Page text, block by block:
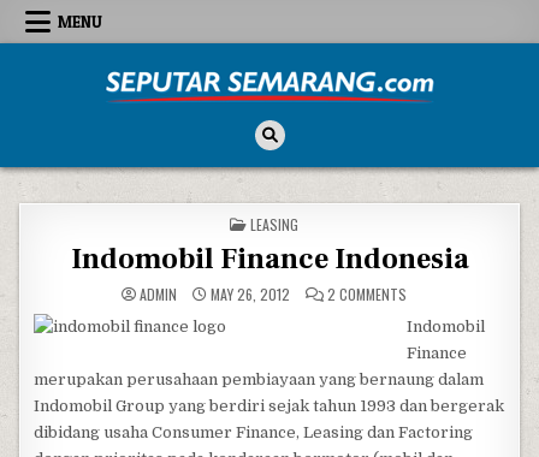
Skip to content
MENU
POSTED IN
LEASING
Indomobil Finance Indonesia
ADMIN MAY 26, 2012 2 COMMENTSON INDOMOBIL
Indomobil
Finance
merupakan perusahaan pembiayaan yang bernaung dalam
Indomobil Group yang berdiri sejak tahun 1993 dan bergerak
dibidang usaha Consumer Finance, Leasing dan Factoring